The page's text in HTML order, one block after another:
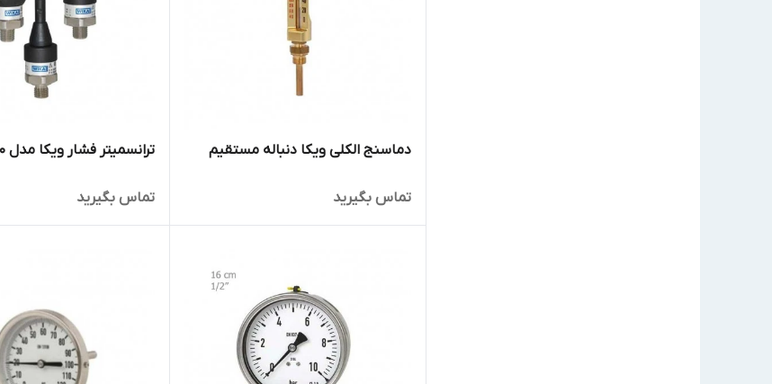
دماسنج الکلی ویکا دنباله مستقیم
تماس بگیرید
ترانسمیتر فشار ویکا مدل A10
تماس بگیرید